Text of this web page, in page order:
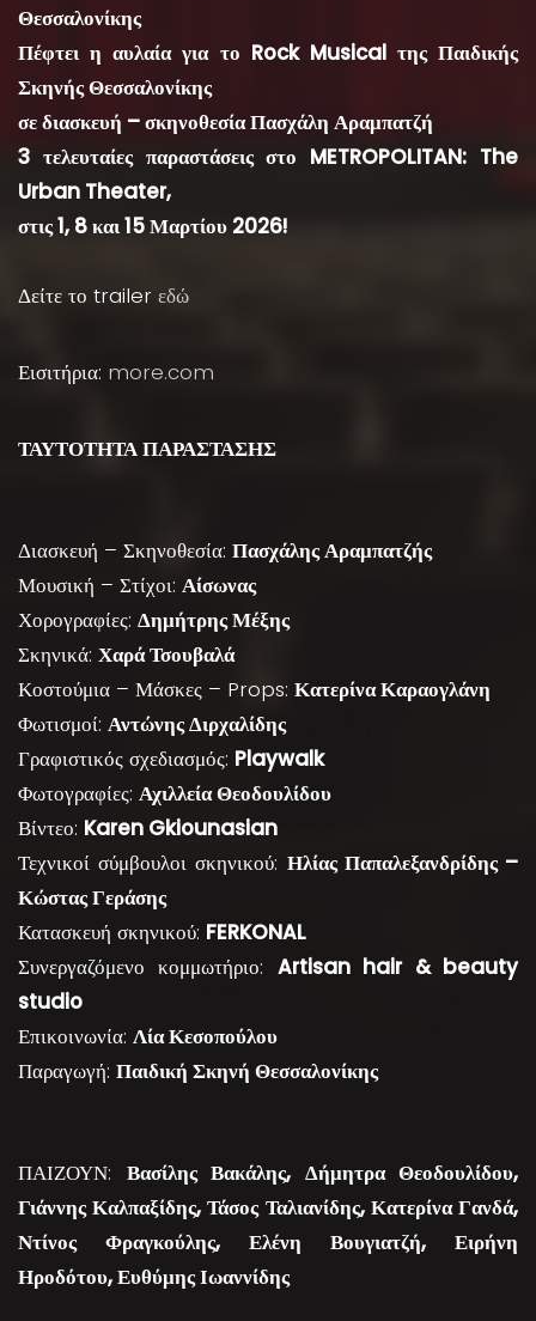
Θεσσαλονίκης
Πέφτει η αυλαία για το Rock Musical της Παιδικής
Σκηνής Θεσσαλονίκης
σε διασκευή – σκηνοθεσία Πασχάλη Αραμπατζή
3 τελευταίες παραστάσεις στο METROPOLITAN: The
Urban Theater,
στις 1, 8 και 15 Μαρτίου 2026!
Δείτε το trailer εδώ
Εισιτήρια: more.com
ΤΑΥΤΟΤΗΤΑ ΠΑΡΑΣΤΑΣΗΣ
Διασκευή – Σκηνοθεσία: Πασχάλης Αραμπατζής
Μουσική – Στίχοι: Αίσωνας
Χορογραφίες: Δημήτρης Μέξης
Σκηνικά: Χαρά Τσουβαλά
Κοστούμια – Μάσκες – Props: Κατερίνα Καραογλάνη
Φωτισμοί: Αντώνης Διρχαλίδης
Γραφιστικός σχεδιασμός: Playwalk
Φωτογραφίες: Αχιλλεία Θεοδουλίδου
Βίντεο: Karen Gkiounasian
Τεχνικοί σύμβουλοι σκηνικού: Ηλίας Παπαλεξανδρίδης –
Κώστας Γεράσης
Κατασκευή σκηνικού: FERKONAL
Συνεργαζόμενο κομμωτήριο: Artisan hair & beauty
studio
Επικοινωνία: Λία Κεσοπούλου
Παραγωγή: Παιδική Σκηνή Θεσσαλονίκης
ΠΑΙΖΟΥΝ: Βασίλης Βακάλης, Δήμητρα Θεοδουλίδου,
Γιάννης Καλπαξίδης, Τάσος Ταλιανίδης, Κατερίνα Γανδά,
Ντίνος Φραγκούλης, Ελένη Βουγιατζή, Ειρήνη
Ηροδότου, Ευθύμης Ιωαννίδης